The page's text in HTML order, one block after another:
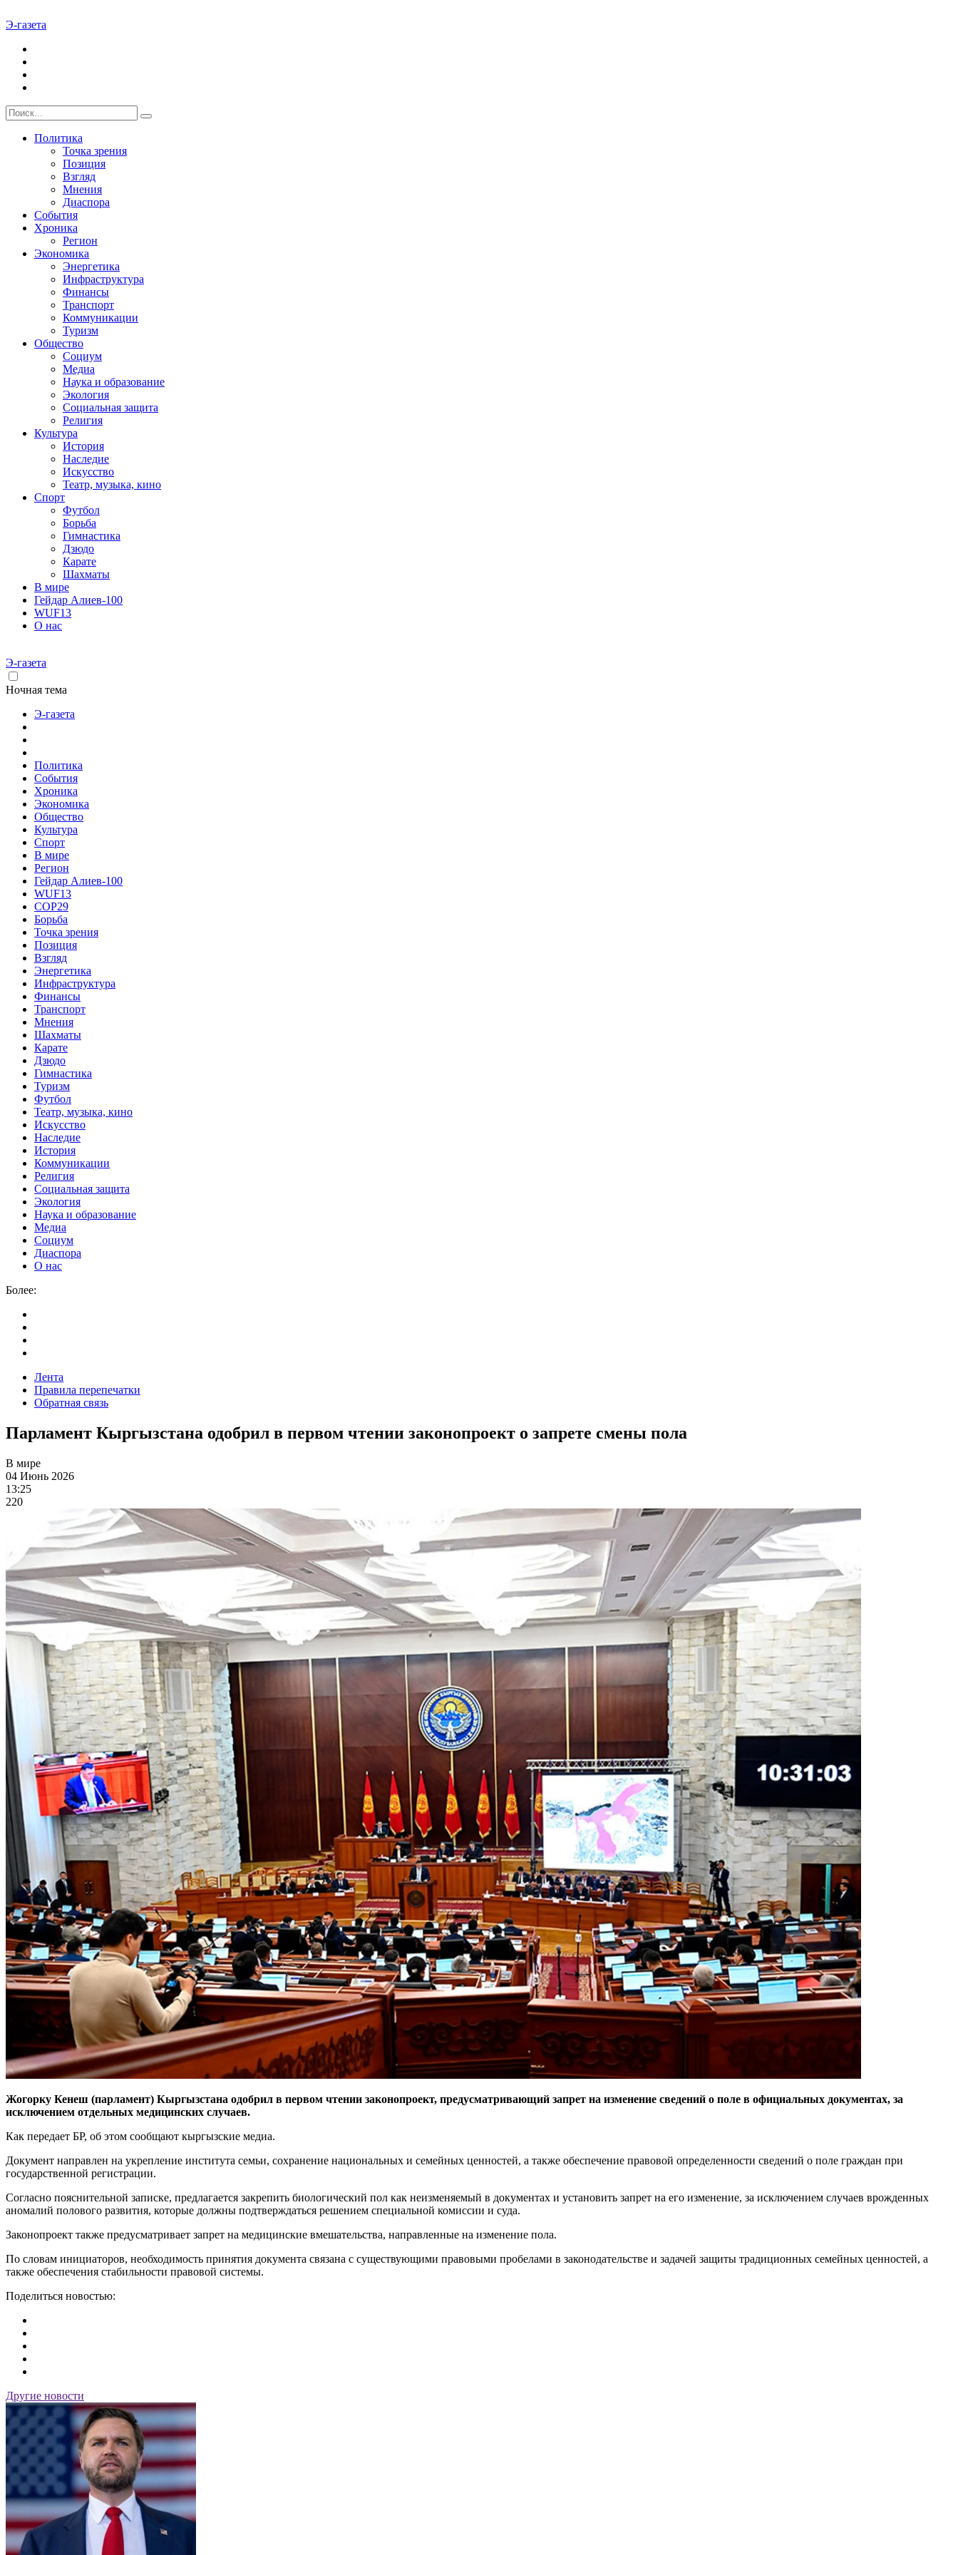
Э-газета
Политика
Точка зрения
Позиция
Взгляд
Мнения
Диаспора
События
Хроника
Регион
Экономика
Энергетика
Инфраструктура
Финансы
Транспорт
Коммуникации
Туризм
Общество
Социум
Медиа
Наука и образование
Экология
Социальная защита
Религия
Культура
История
Наследие
Искусство
Театр, музыка, кино
Спорт
Футбол
Борьба
Гимнастика
Дзюдо
Карате
Шахматы
В мире
Гейдар Алиев-100
WUF13
О нас
Э-газета
Ночная тема
Э-газета
Политика
События
Хроника
Экономика
Общество
Культура
Спорт
В мире
Регион
Гейдар Алиев-100
WUF13
COP29
Борьба
Точка зрения
Позиция
Взгляд
Энергетика
Инфраструктура
Финансы
Транспорт
Мнения
Шахматы
Карате
Дзюдо
Гимнастика
Туризм
Футбол
Театр, музыка, кино
Искусство
Наследие
История
Коммуникации
Религия
Социальная защита
Экология
Наука и образование
Медиа
Социум
Диаспора
О нас
Более:
Лента
Правила перепечатки
Обратная связь
Парламент Кыргызстана одобрил в первом чтении законопроект о запрете смены пола
В мире
04 Июнь 2026
13:25
220
Жогорку Кенеш (парламент) Кыргызстана одобрил в первом чтении законопроект, предусматривающий запрет на изменение сведений о поле в официальных документах, за
исключением отдельных медицинских случаев.
Как передает БР, об этом сообщают кыргызские медиа.
Документ направлен на укрепление института семьи, сохранение национальных и семейных ценностей, а также обеспечение правовой определенности сведений о поле граждан при
государственной регистрации.
Согласно пояснительной записке, предлагается закрепить биологический пол как неизменяемый в документах и установить запрет на его изменение, за исключением случаев врожденных
аномалий полового развития, которые должны подтверждаться решением специальной комиссии и суда.
Законопроект также предусматривает запрет на медицинские вмешательства, направленные на изменение пола.
По словам инициаторов, необходимость принятия документа связана с существующими правовыми пробелами в законодательстве и задачей защиты традиционных семейных ценностей, а
также обеспечения стабильности правовой системы.
Поделиться новостью:
Другие новости